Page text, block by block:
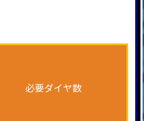
必要ダイヤ数